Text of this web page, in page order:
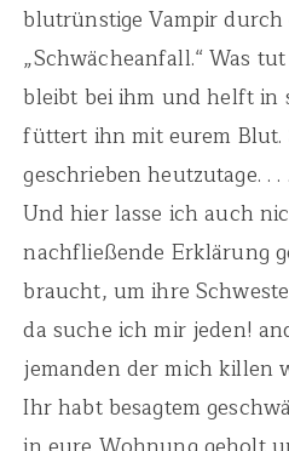
blutrünstige Vampir
„Schwächeanfall.“ Was
bleibt bei ihm und helft in
füttert ihn mit eurem
geschrieben heutzutage. .
Und hier lasse ich auch
nachfließende Erklärung
braucht, um ihre
da suche ich mir jeden!
jemanden der mich killen
Ihr habt besagtem